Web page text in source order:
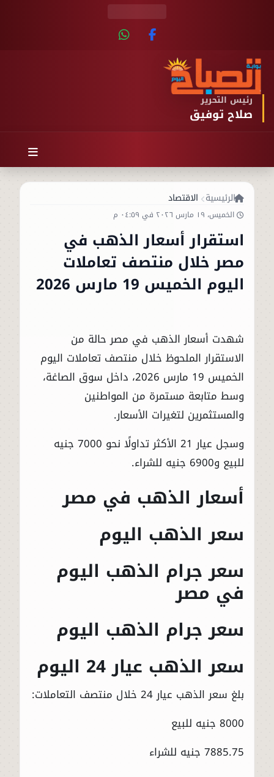
رئيس التحرير
صلاح توفيق
الرئيسية الاقتصاد
الخميس، ١٩ مارس ٢٠٢٦ في ٠٤:٥٩ م
استقرار أسعار الذهب في
مصر خلال منتصف تعاملات
اليوم الخميس 19 مارس 2026
شهدت أسعار الذهب في مصر حالة من
الاستقرار الملحوظ خلال منتصف تعاملات اليوم
الخميس 19 مارس 2026، داخل سوق الصاغة،
وسط متابعة مستمرة من المواطنين
والمستثمرين لتغيرات الأسعار.
وسجل عيار 21 الأكثر تداولًا نحو 7000 جنيه
للبيع و6900 جنيه للشراء.
أسعار الذهب في مصر
سعر الذهب اليوم
سعر جرام الذهب اليوم
في مصر
سعر جرام الذهب اليوم
سعر الذهب عيار 24 اليوم
بلغ سعر الذهب عيار 24 خلال منتصف التعاملات:
8000 جنيه للبيع
7885.75 جنيه للشراء